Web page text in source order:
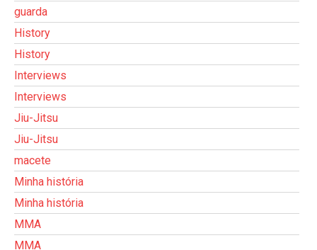
guarda
History
History
Interviews
Interviews
Jiu-Jitsu
Jiu-Jitsu
macete
Minha história
Minha história
MMA
MMA